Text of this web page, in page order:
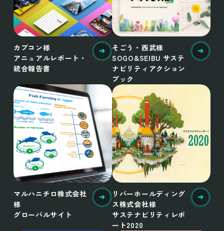
カプコン様
アニュアルレポート・
統合報告書
そごう・西武様
SOGO&SEIBU サステ
ナビリティアクション
ブック
マルハニチロ株式会社
様
グローバルサイト
リバーホールディング
ス株式会社様
サステナビリティレポ
ート2020